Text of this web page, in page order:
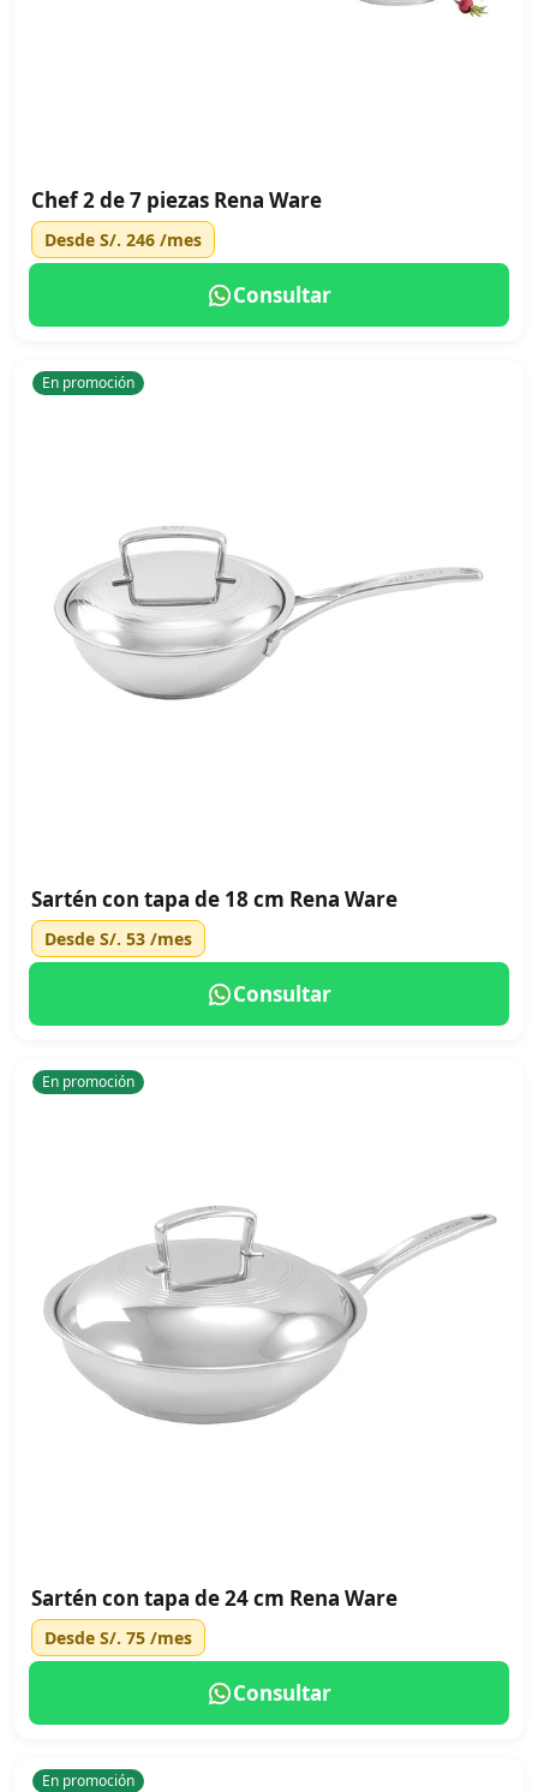
Chef 2 de 7 piezas Rena Ware
Desde S/. 246 /mes
Consultar
En promoción
Sartén con tapa de 18 cm Rena Ware
Desde S/. 53 /mes
Consultar
En promoción
Sartén con tapa de 24 cm Rena Ware
Desde S/. 75 /mes
Consultar
En promoción